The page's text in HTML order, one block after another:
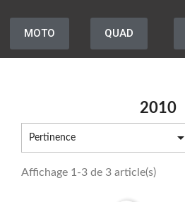
QUAD
MOTO
2010
Pertinence 
Affichage 1-3 de 3 article(s)